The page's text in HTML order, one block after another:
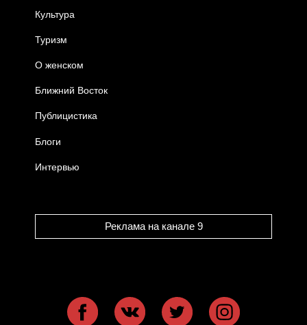
Культура
Туризм
О женском
Ближний Восток
Публицистика
Блоги
Интервью
Реклама на канале 9